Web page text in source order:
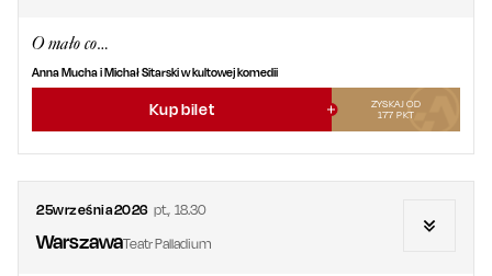
O mało co…
Anna Mucha i Michał Sitarski w kultowej komedii
Kup bilet
ZYSKAJ OD
177 PKT
25września2026 pt., 18.30
WarszawaTeatr Palladium